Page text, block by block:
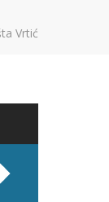
Vrtić